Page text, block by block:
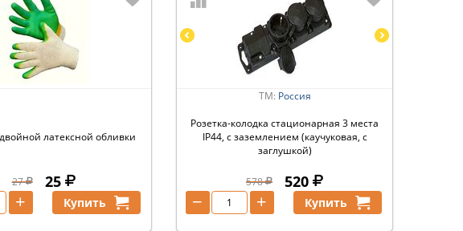
латексной обливки
27 25
+ Купить
ТМ: Россия
Розетка-колодка стационарная 3 места
IP44, с заземлением (каучуковая, с
заглушкой)
578 520
+
− Купить